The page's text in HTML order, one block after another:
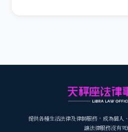
提供各種生活法律及律師服務，成為個人
讓法律服務沒有死